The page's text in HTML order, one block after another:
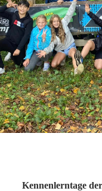
Kennenlerntage